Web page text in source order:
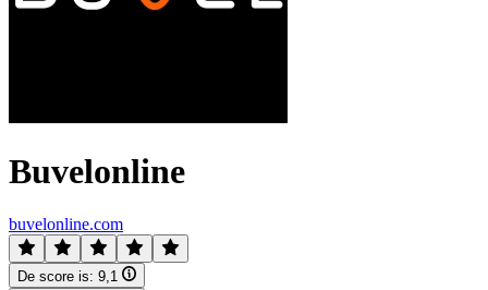
Buvelonline
buvelonline.com
De score is: 9,1